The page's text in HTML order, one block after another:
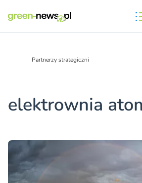
Partnerzy strategiczni
elektrownia